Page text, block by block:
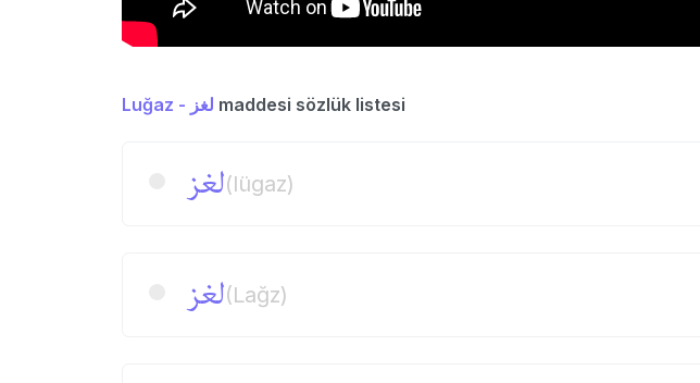
Luğaz - لغز maddesi sözlük listesi
لغز(lügaz)
لغز(Lağz)